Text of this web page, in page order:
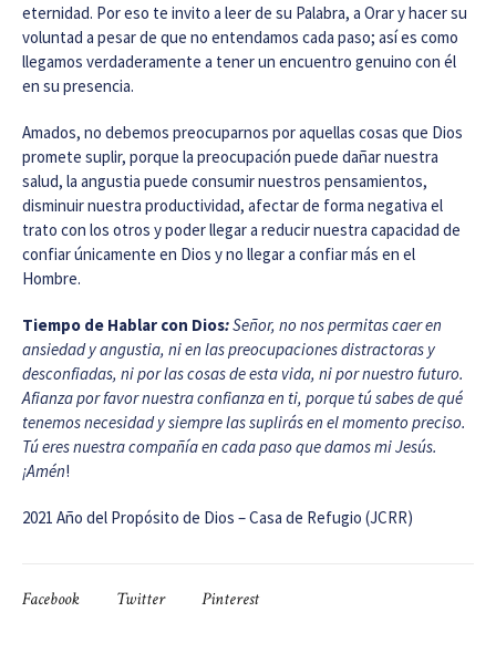
eternidad. Por eso te invito a leer de su Palabra, a Orar y hacer su
voluntad a pesar de que no entendamos cada paso; así es como
llegamos verdaderamente a tener un encuentro genuino con él
en su presencia.
Amados, no debemos preocuparnos por aquellas cosas que Dios
promete suplir, porque la preocupación puede dañar nuestra
salud, la angustia puede consumir nuestros pensamientos,
disminuir nuestra productividad, afectar de forma negativa el
trato con los otros y poder llegar a reducir nuestra capacidad de
confiar únicamente en Dios y no llegar a confiar más en el
Hombre.
Tiempo de Hablar con Dios:Señor, no nos permitas caer en
ansiedad y angustia, ni en las preocupaciones distractoras y
desconfiadas, ni por las cosas de esta vida, ni por nuestro futuro.
Afianza por favor nuestra confianza en ti, porque tú sabes de qué
tenemos necesidad y siempre las suplirás en el momento preciso.
Tú eres nuestra compañía en cada paso que damos mi Jesús.
¡Amén!
2021 Año del Propósito de Dios – Casa de Refugio (JCRR)
Facebook Twitter Pinterest